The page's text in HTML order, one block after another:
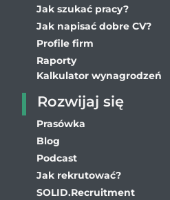
Jak szukać pracy?
Jak napisać dobre CV?
Profile firm
Raporty
Kalkulator wynagrodzeń
Rozwijaj się
Prasówka
Blog
Podcast
Jak rekrutować?
SOLID.Recruitment